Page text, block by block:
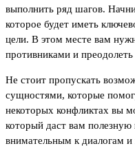
выполнить ряд шагов.
которое будет иметь
цели. В этом месте вам
противниками и
Не стоит пропускать
сущностями, которые
некоторых конфликтах вы
который даст вам
внимательным к диалогам